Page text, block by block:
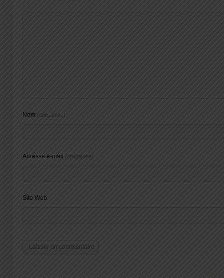
Nom (obligatoire)
Adresse e-mail (obligatoire)
Site Web